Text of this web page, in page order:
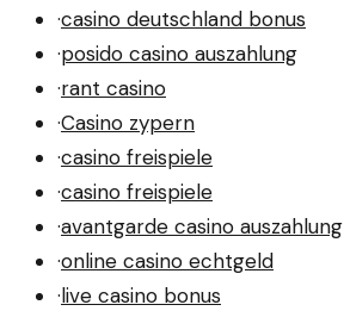
·casino deutschland bonus
·posido casino auszahlung
·rant casino
·Casino zypern
·casino freispiele
·casino freispiele
·avantgarde casino auszahlung
·online casino echtgeld
·live casino bonus